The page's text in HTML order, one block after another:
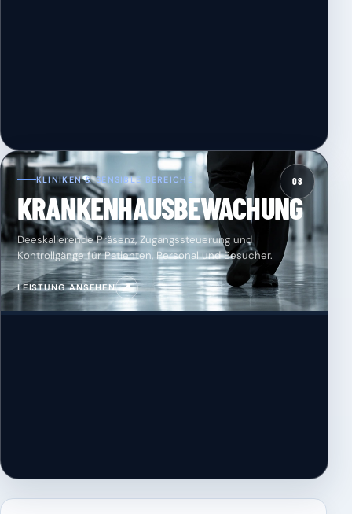
08
KLINIKEN & SENSIBLE BEREICHE
KRANKENHAUSBEWACHUNG
Deeskalierende Präsenz, Zugangssteuerung und
Kontrollgänge für Patienten, Personal und Besucher.
LEISTUNG ANSEHEN ↗